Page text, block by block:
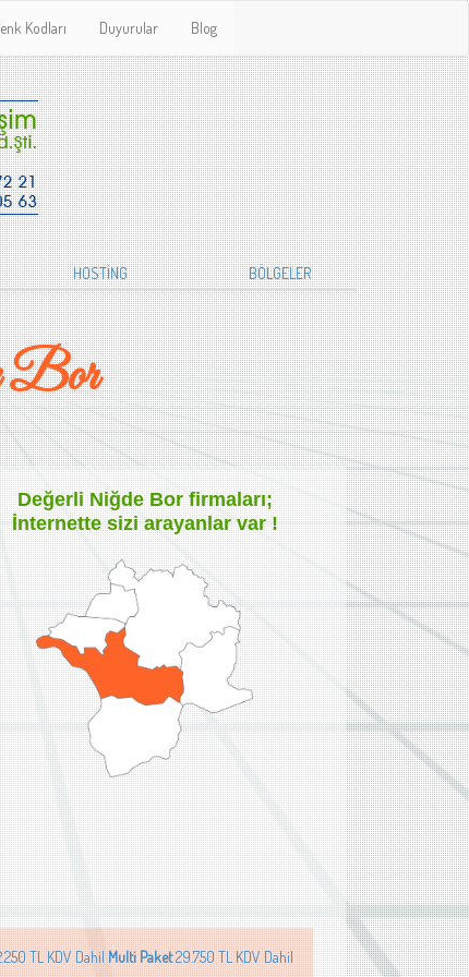
Kodları Duyurular Blog
HOSTİNG BÖLGELER
Bor
DeğerliNiğde Borfirmaları;
İnternette sizi arayanlar var !
TL KDV Dahil Multi Paket29.750 TL KDV Dahil